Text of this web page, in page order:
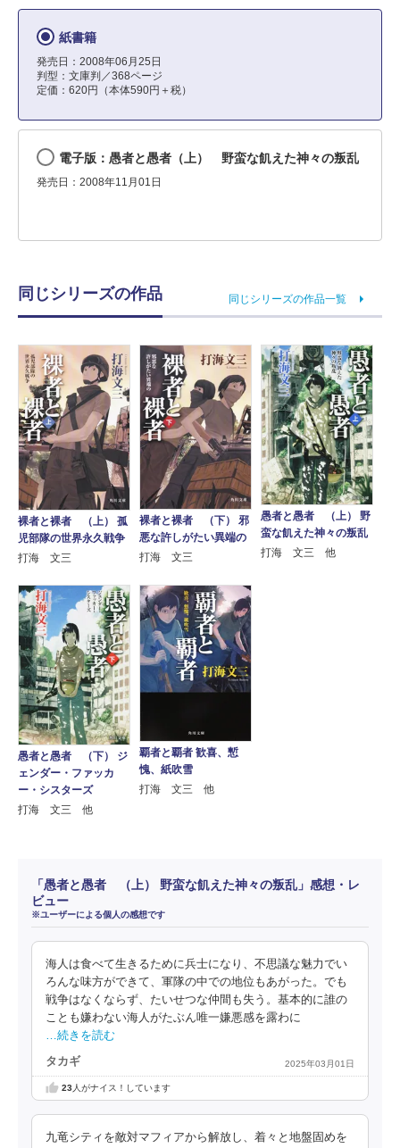
紙書籍
発売日：2008年06月25日
判型：文庫判／368ページ
定価：620円（本体590円＋税）
電子版：愚者と愚者（上） 野蛮な飢えた神々の叛乱
発売日：2008年11月01日
同じシリーズの作品 同じシリーズの作品一覧
裸者と裸者 （上） 孤
児部隊の世界永久戦争
打海 文三
裸者と裸者 （下） 邪
悪な許しがたい異端の
打海 文三
愚者と愚者 （上） 野
蛮な飢えた神々の叛乱
打海 文三 他
愚者と愚者 （下） ジ
ェンダー・ファッカ
ー・シスターズ
打海 文三 他
覇者と覇者 歓喜、慙
愧、紙吹雪
打海 文三 他
「愚者と愚者 （上） 野蛮な飢えた神々の叛乱」感想・レ
ビュー
※ユーザーによる個人の感想です
海人は食べて生きるために兵士になり、不思議な魅力でい
ろんな味方ができて、軍隊の中での地位もあがった。でも
戦争はなくならず、たいせつな仲間も失う。基本的に誰の
ことも嫌わない海人がたぶん唯一嫌悪感を露わに
…続きを読む
タカギ 2025年03月01日
23人がナイス！しています
九竜シティを敵対マフィアから解放し、着々と地盤固めを